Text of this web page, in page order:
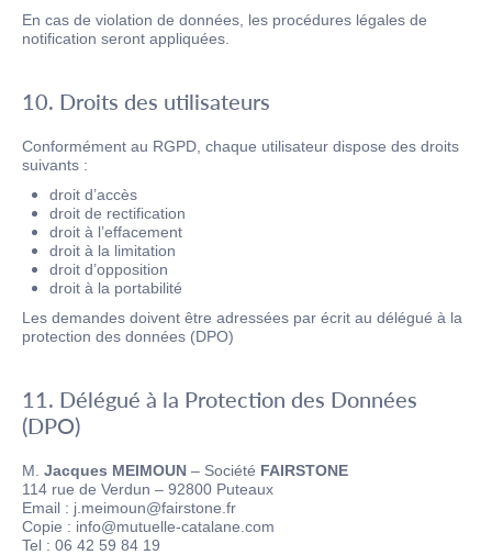
En cas de violation de données, les procédures légales de
notification seront appliquées.
10. Droits des utilisateurs
Conformément au RGPD, chaque utilisateur dispose des droits
suivants :
droit d’accès
droit de rectification
droit à l’effacement
droit à la limitation
droit d’opposition
droit à la portabilité
Les demandes doivent être adressées par écrit au délégué à la
protection des données (DPO)
11. Délégué à la Protection des Données
(DPO)
M. Jacques MEIMOUN – Société FAIRSTONE
114 rue de Verdun – 92800 Puteaux
Email : j.meimoun@fairstone.fr
Copie : info@mutuelle-catalane.com
Tel : 06 42 59 84 19